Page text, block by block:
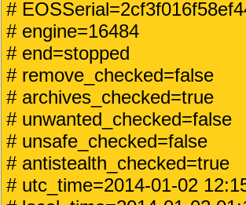
#
# engine=16484
# end=stopped
# remove_checked=false
# archives_checked=true
# unwanted_checked=false
# unsafe_checked=false
# antistealth_checked=true
# utc_time=2014-01-02